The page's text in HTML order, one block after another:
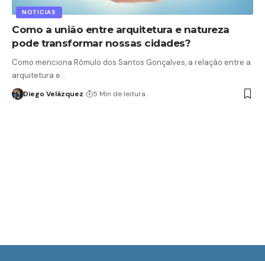
NOTICIAS
Como a união entre arquitetura e natureza
pode transformar nossas cidades?
Como menciona Rômulo dos Santos Gonçalves, a relação entre a
arquitetura e…
Diego Velázquez 5 Min de leitura